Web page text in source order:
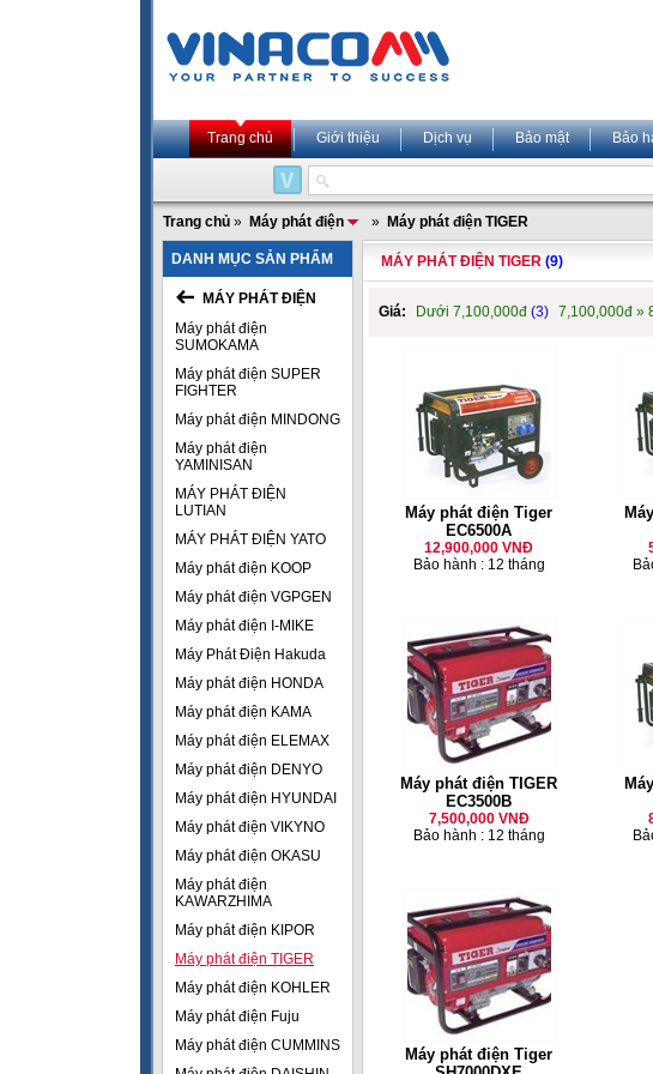
Trang chủ Giới thiệu Dịch vụ Bảo mật Bảo
Trang chủ » Máy phát điện » Máy phát điện TIGER
DANH MỤC SẢN PHẨM
MÁY PHÁT ĐIỆN
Máy phát điện
SUMOKAMA
Máy phát điện SUPER
FIGHTER
Máy phát điện MINDONG
Máy phát điện
YAMINISAN
MÁY PHÁT ĐIỆN
LUTIAN
MÁY PHÁT ĐIỆN YATO
Máy phát điện KOOP
Máy phát điện VGPGEN
Máy phát điện I-MIKE
Máy Phát Điện Hakuda
Máy phát điện HONDA
Máy phát điện KAMA
Máy phát điện ELEMAX
Máy phát điện DENYO
Máy phát điện HYUNDAI
Máy phát điện VIKYNO
Máy phát điện OKASU
Máy phát điện
KAWARZHIMA
Máy phát điện KIPOR
Máy phát điện TIGER
Máy phát điện KOHLER
Máy phát điện Fuju
Máy phát điện CUMMINS
MÁY PHÁT ĐIỆN TIGER (9)
Giá: Dưới 7,100,000đ (3) 7,100,000đ »
Máy phát điện Tiger
EC6500A
12,900,000 VNĐ
Bảo hành : 12 tháng
Máy phát điện TIGER
EC3500B
7,500,000 VNĐ
Bảo hành : 12 tháng
Máy phát điện Tiger